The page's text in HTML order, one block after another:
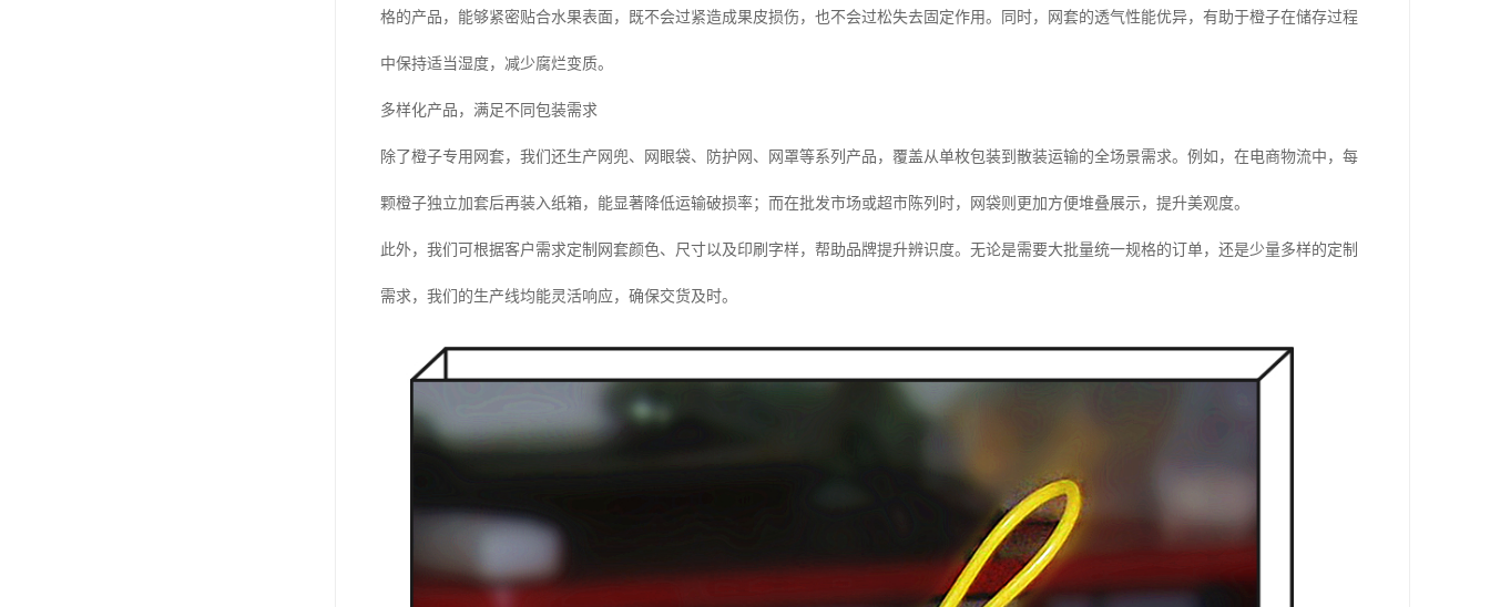
格的产品，能够紧密贴合水果表面，既不会过紧造成果皮损伤，也不会过松失去固定作用。同时，网套的透气性能优异，有助于橙子在储存过程
中保持适当湿度，减少腐烂变质。
多样化产品，满足不同包装需求
除了橙子专用网套，我们还生产网兜、网眼袋、防护网、网罩等系列产品，覆盖从单枚包装到散装运输的全场景需求。例如，在电商物流中，每
颗橙子独立加套后再装入纸箱，能显著降低运输破损率；而在批发市场或超市陈列时，网袋则更加方便堆叠展示，提升美观度。
此外，我们可根据客户需求定制网套颜色、尺寸以及印刷字样，帮助品牌提升辨识度。无论是需要大批量统一规格的订单，还是少量多样的定制
需求，我们的生产线均能灵活响应，确保交货及时。